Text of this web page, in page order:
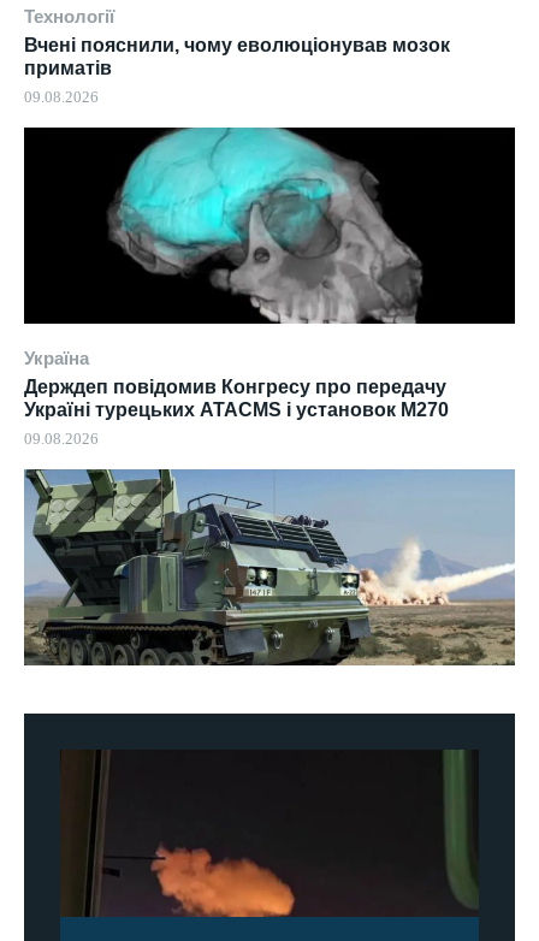
Технології
Вчені пояснили, чому еволюціонував мозок
приматів
09.08.2026
Україна
Держдеп повідомив Конгресу про передачу
Україні турецьких ATACMS і установок M270
09.08.2026